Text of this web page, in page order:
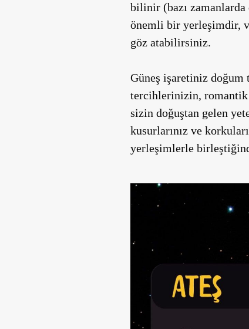
bilinir (bazı zamanlarda
önemli bir yerleşimdir,
göz atabilirsiniz.
Güneş işaretiniz
tercihlerinizin, romantik
sizin doğuştan gelen
kusurlarınız ve
yerleşimlerle